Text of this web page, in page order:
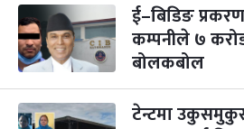
३
मंगल
महानवमी
कार्तिक ३, २०८३-Oct 20, 2026
४
ई–बिडिङ
कम्पनीले ७
बोलकबोल
टेन्टमा